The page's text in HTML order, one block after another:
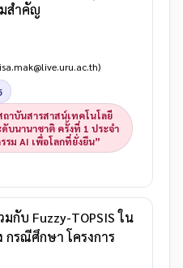
สำคัญ
าบันสารสาสน์เทคโนโลยี
บนานาชาติ ครั้งที่ 1 ประจำ
ม AI เพื่อโลกที่ยั่งยืน”
กับ Fuzzy-TOPSIS ใน
กรณีศึกษา โครงการ